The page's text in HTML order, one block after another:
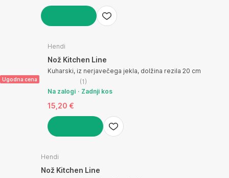
Ugodna cena
Hendi
Nož Kitchen Line
Kuharski, iz nerjavečega jekla, dolžina rezila 20 cm
(1 )
Na zalogi
Zadnji kos
15,20 €
Hendi
Nož Kitchen Line